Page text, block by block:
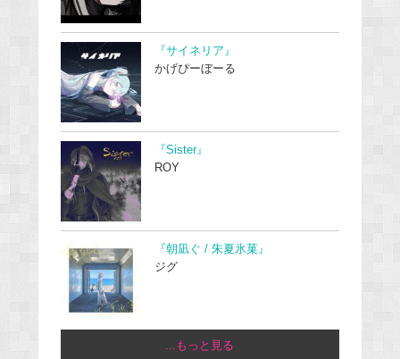
『サイネリア』
かげぴーぼーる
『Sister』
ROY
『朝凪ぐ / 朱夏氷菓』
ジグ
...もっと見る